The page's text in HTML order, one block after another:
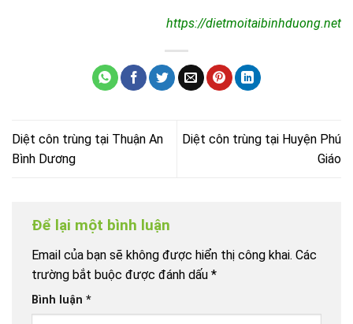
https://dietmoitaibinhduong.net
Diệt côn trùng tại Thuận An
Bình Dương
Diệt côn trùng tại Huyện Phú
Giáo
Để lại một bình luận
Email của bạn sẽ không được hiển thị công khai. Các
trường bắt buộc được đánh dấu *
Bình luận *